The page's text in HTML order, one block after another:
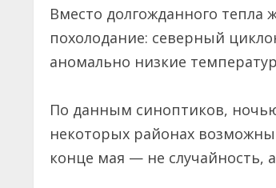
Вместо долгожданного тепла
похолодание: северный
аномально низкие
По данным синоптиков,
некоторых районах
конце мая — не случайность,